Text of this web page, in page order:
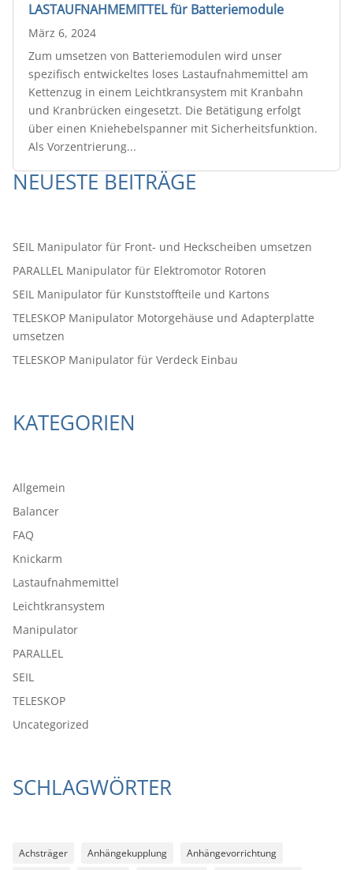
LASTAUFNAHMEMITTEL für Batteriemodule
März 6, 2024
Zum umsetzen von Batteriemodulen wird unser
spezifisch entwickeltes loses Lastaufnahmemittel am
Kettenzug in einem Leichtkransystem mit Kranbahn
und Kranbrücken eingesetzt. Die Betätigung erfolgt
über einen Kniehebelspanner mit Sicherheitsfunktion.
Als Vorzentrierung...
NEUESTE BEITRÄGE
SEIL Manipulator für Front- und Heckscheiben umsetzen
PARALLEL Manipulator für Elektromotor Rotoren
SEIL Manipulator für Kunststoffteile und Kartons
TELESKOP Manipulator Motorgehäuse und Adapterplatte
umsetzen
TELESKOP Manipulator für Verdeck Einbau
KATEGORIEN
Allgemein
Balancer
FAQ
Knickarm
Lastaufnahmemittel
Leichtkransystem
Manipulator
PARALLEL
SEIL
TELESKOP
Uncategorized
SCHLAGWÖRTER
Achsträger Anhängekupplung
Anhängevorrichtung